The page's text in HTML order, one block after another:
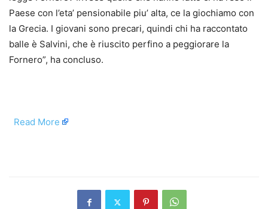
Paese con l’eta’ pensionabile piu’ alta, ce la giochiamo con
la Grecia. I giovani sono precari, quindi chi ha raccontato
balle è Salvini, che è riuscito perfino a peggiorare la
Fornero”, ha concluso.
Read More